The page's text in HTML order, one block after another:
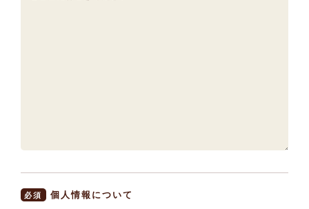
必須
個人情報について